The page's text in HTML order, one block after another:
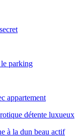
parking
appartement
détente luxueux
à la dun beau actif